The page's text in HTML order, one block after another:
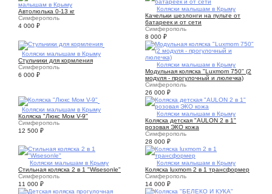
малышам в Крыму
Автолюлька 0-13 кг
Симферополь
4 000 ₽
Коляски малышам в Крыму
Качельки шезлонги на пульте от
батареек и от сети
Симферополь
8 000 ₽
Коляски малышам в Крыму
Стульчики для кормления
Симферополь
6 000 ₽
Коляски малышам в Крыму
Модульная коляска "Luxmom 750" (2
модуля - прогулочный и люлечка)
Симферополь
26 000 ₽
Коляски малышам в Крыму
Коляска "Люкс Мом V-9"
Симферополь
12 500 ₽
Коляски малышам в Крыму
Коляска детская "АULОN 2 в 1"
розовая ЭКО кожа
Симферополь
28 000 ₽
Коляски малышам в Крыму
Cтильная кoляcка 2 в 1 "Wisеsonlе"
Симферополь
11 000 ₽
Коляски малышам в Крыму
Коляска luxmom 2 в 1 трансформер
Симферополь
14 000 ₽